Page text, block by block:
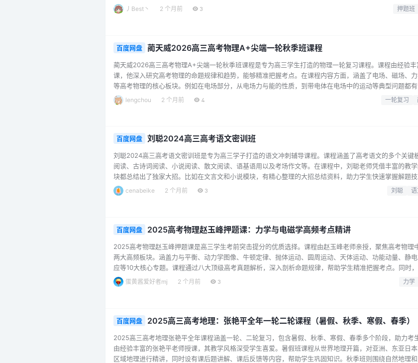
系统且深入的讲解。其特色在于针对性强，钟啸老师会根据高三学生的知识掌握情况和备考进度，进行有针
不仅帮助学生巩固已学知识，还能传授高效的解题技巧和应试策略，让学生在高考化学考试中更有把握。适
丿Best丶 2 个月前 3 押题班
百度网盘 蔺天威2026高三高考物理A+尖端一轮秋季班课程
蔺天威2026高三高考物理A+尖端一轮秋季班课程是专为高三学生打造的物理一轮复习课程。课程由经验
课，他深入研究高考物理的命题规律和趋势，能够精准把握考点。在课程内容方面，涵盖了电场、磁场、
等高考物理的核心板块。例如在电场部分，从电场力与能的性质，到带电体在电场中的运动等典型问题都
块则对碰撞模型、动量定理及动量守恒等重点内容进行剖析。该课程的特色在于通过实际例题和经典模型，
概念和规律，培养解题思维和技巧。同时，配套的课堂笔记也为学生课后复习提供了便利。适合即将参加高
lengchou 2 个月前 4 一轮复习
百度网盘 刘聪2024高三高考语文密训班
刘聪2024高三高考语文密训班是专为高三学子打造的语文冲刺辅导课程。课程涵盖了高考语文的多个关键
阅读、古诗词阅读、小说阅读、散文阅读、语基语用以及考场作文等。在课程中，刘聪老师凭借丰富的教
块都总结出了独家大招。比如在文言文和小说模块，有精心整理的大招总结资料，助力学生快速掌握解题
师通过直播与视频讲解的形式，对考场作文主题进行点睛，传授成文核心技法，帮助学生在考场上写出亮眼
于信息类文本阅读、古诗词阅读等题型也有深入的密训突破讲解。此外，课程还配备了密训卷及详细的答案
cenabeike 2 个月前 3 刘聪
百度网盘 2025高考物理赵玉峰押题课：力学与电磁学高频考点精讲
2025高考物理赵玉峰押题课是高三学生考前突击提分的优质选择。课程由赵玉峰老师亲授，聚焦高考物理
两大高频板块。涵盖力与平衡、动力学图像、牛顿定律、抛体运动、圆周运动、天体运动、功能动量、静
应等10大核心专题。课程通过八大顶级高考真题解析，深入剖析命题规律，帮助学生精准把握考点。同时
学生快速掌握考试重点。此外，还赠送精押课视频，其中包含最新模拟题以及实用的解题技巧，有助于学生
无论是想要巩固基础，还是冲刺高分的高三学生，都能从这门课程中受益。跟随赵玉峰老师的讲解，精准把
蛋黄酱爱好者mj 2 个月前 3 力学
百度网盘 2025高三高考地理：张艳平全年一轮二轮课程（暑假、秋季、寒假、春季）
2025高三高考地理张艳平全年课程涵盖一轮、二轮复习，包含暑假、秋季、寒假、春季多个阶段，助力考
由经验丰富的张艳平老师授课，其教学风格深受学生喜爱。暑假班课程从世界地理开篇，对亚洲、东亚日
区域地理进行精讲，同时设有课后题讲解、课后反馈等内容，帮助学生巩固知识。秋季班则围绕自然地理